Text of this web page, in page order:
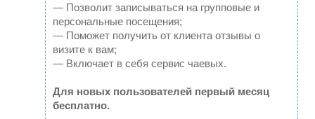
— Позволит записываться на групповые и
персональные посещения;
— Поможет получить от клиента отзывы о
визите к вам;
— Включает в себя сервис чаевых.
Для новых пользователей первый месяц
бесплатно.